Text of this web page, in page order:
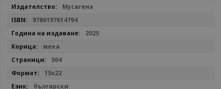
Мусагена
9786197614794
2025
мека
504
15x22
български